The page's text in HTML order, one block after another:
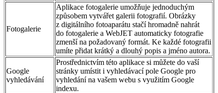
Fotogalerie
Aplikace fotogalerie umožňuje jednoduchým
způsobem vytvářet galerii fotografií. Obrázky
z digitálního fotoaparátu stačí hromadně nahrát
do fotogalerie a WebJET automaticky fotografie
zmenší na požadovaný formát. Ke každé fotografii
umíte přidat krátký a dlouhý popis a jméno autora.
Google
vyhledávání
Prostřednictvím této aplikace si můžete do vaší
stránky umístit i vyhledávací pole Google pro
vyhledání na vašem webu s využitím Google
indexu.